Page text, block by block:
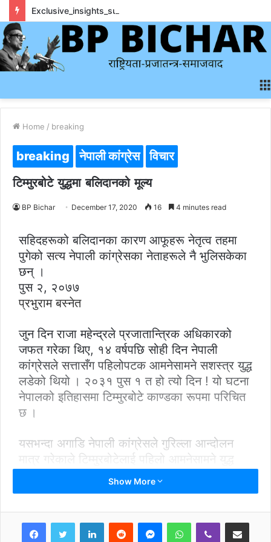
Home / breaking
breaking नेपाली कांग्रेस विचार
टिम्मुरबोटे युद्धमा बलिदानको मूल्य
BP Bichar December 17, 2020 16 4 minutes read
सहिदहरूको बलिदानका कारण आफूहरू नेतृत्व तहमा
पुगेको सत्य नेपाली कांग्रेसका नेताहरूले नै भुलिसकेका
छन् ।
पुस २, २०७७
प्रभुराम बस्नेत
जुन दिन राजा महेन्द्रले प्रजातान्त्रिक अधिकारको
जफत गरेका थिए, १४ वर्षपछि सोही दिन नेपाली
कांग्रेसले सत्तासँग पहिलोपटक आमनेसामने सशस्त्र युद्ध
लडेको थियो । २०३१ पुस १ त हो त्यो दिन ! यो घटना
नेपालको इतिहासमा टिम्मुरबोटे काण्डका रूपमा परिचित
छ ।
यसभन्दा अगाडि नेपाली कांग्रेसले गुरिल्ला आन्दोलन
मात्र गरेकाले टिम्मुरबोटेलाई पहिलो आमनेसामने युद्ध
मानिएको हो । तर, यति ठूलो परिघटना यस आन्दोलनको
रचयिता नेपाली कांग्रेसकै कारण इतिहासको गर्भर्बाट
साल पुस १ को छायामा परिरहेको छ टिम्मुरबोटे काण्ड ।
राजाबाट प्रजातन्त्र अपहरित भएको घटनाका रूपमा यो
Show More
LinkedInReddit MessengerWhatsAppViber Share via Email